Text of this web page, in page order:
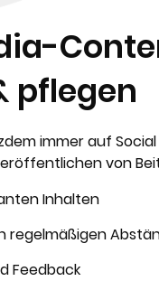
pflegen
immer auf
von
Inhalten
regelmäßigen
Feedback